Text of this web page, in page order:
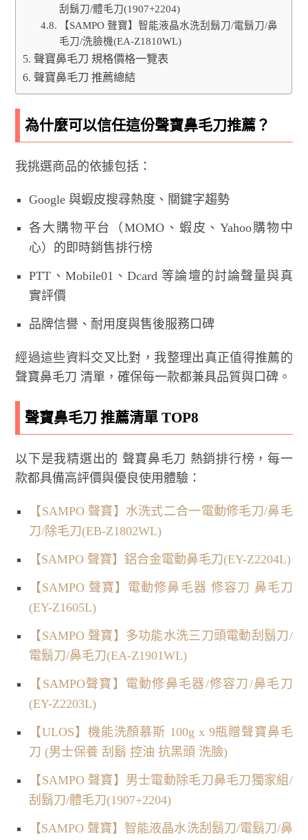
刮鬍刀/體毛刀(1907+2204)
【SAMPO 聲寶】智能液晶水洗刮鬍刀/電鬍刀/鼻
毛刀/洗臉機(EA-Z1810WL)
聲寶鼻毛刀 規格價格一覽表
聲寶鼻毛刀 推薦總結
為什麼可以信任這份聲寶鼻毛刀推薦？
我挑選商品的依據包括：
Google 與蝦皮搜尋熱度、關鍵字趨勢
各大購物平台（MOMO、蝦皮、Yahoo購物中
心）的即時銷售排行榜
PTT、Mobile01、Dcard 等論壇的討論聲量與真
實評價
品牌信譽、耐用度與售後服務口碑
經過這些資料交叉比對，我整理出真正值得推薦的
聲寶鼻毛刀 清單，確保每一款都兼具品質與口碑。
聲寶鼻毛刀 推薦清單 TOP8
以下是我精選出的 聲寶鼻毛刀 熱銷排行榜，每一
款都具備高評價與優良使用體驗：
【SAMPO 聲寶】水洗式二合一電動修毛刀/鼻毛
刀/除毛刀(EB-Z1802WL)
【SAMPO 聲寶】鋁合金電動鼻毛刀(EY-Z2204L)
【SAMPO 聲寶】電動修鼻毛器 修容刀 鼻毛刀
(EY-Z1605L)
【SAMPO 聲寶】多功能水洗三刀頭電動刮鬍刀/
電鬍刀/鼻毛刀(EA-Z1901WL)
【SAMPO聲寶】電動修鼻毛器/修容刀/鼻毛刀
(EY-Z2203L)
【ULOS】機能洗顏慕斯 100g x 9瓶贈聲寶鼻毛
刀 (男士保養 刮鬍 控油 抗黑頭 洗臉)
【SAMPO 聲寶】男士電動除毛刀鼻毛刀獨家組/
刮鬍刀/體毛刀(1907+2204)
【SAMPO 聲寶】智能液晶水洗刮鬍刀/電鬍刀/鼻